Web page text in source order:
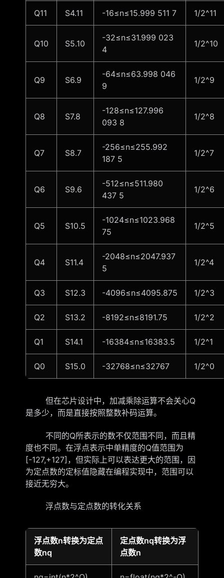
Q11 S4.11 -16≤n≤15.999 511 7 1/2^11
Q10 S5.10
-32≤n≤31.999 023
4
1/2^10
Q9 S6.9
-64≤n≤63.998 046
9
1/2^9
Q8 S7.8
-128≤n≤127.996
093 8
1/2^8
Q7 S8.7
-256≤n≤255.992
187 5
1/2^7
Q6 S9.6
-512≤n≤511.980
437 5
1/2^6
Q5 S10.5
-1024≤n≤1023.968
75
1/2^5
Q4 S11.4
-2048≤n≤2047.937
5
1/2^4
Q3 S12.3 -4096≤n≤4095.875 1/2^3
Q2 S13.2 -8192≤n≤8191.75 1/2^2
Q1 S14.1 -16384≤n≤16383.5 1/2^1
Q0 S15.0 -32768≤n≤32767 1/2^0
但在芯片设计中，加减乘除运算不会关心Q
是多少，而是直接按照整数补码运算。
不同的Q所表示的数不仅范围不同，而且精
度也不同。在浮点表示中单精度的Q值范围为
[-127,+127]，但实际上可以表达更大的范围，因
为定点数的定标值隐藏在编程实现中，范围可以
接近无穷大。
浮点数与定点数的转化关系
浮点数n转换为定点
数nq
定点数nq转换为浮
点数n